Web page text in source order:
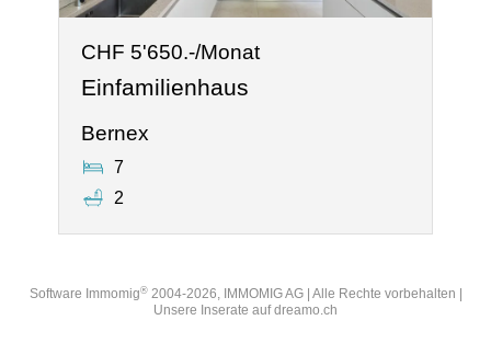
CHF 5'650.-/Monat
Einfamilienhaus
Bernex
7
2
Software Immomig®2004-2026, IMMOMIG AG | Alle Rechte vorbehalten |
Unsere Inserate aufdreamo.ch